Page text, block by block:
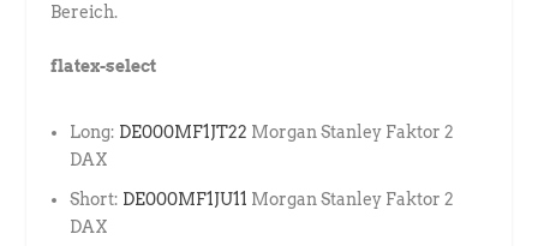
Bereich.
flatex-select
Long: DE000MF1JT22 Morgan Stanley Faktor 2
DAX
Short: DE000MF1JU11 Morgan Stanley Faktor 2
DAX